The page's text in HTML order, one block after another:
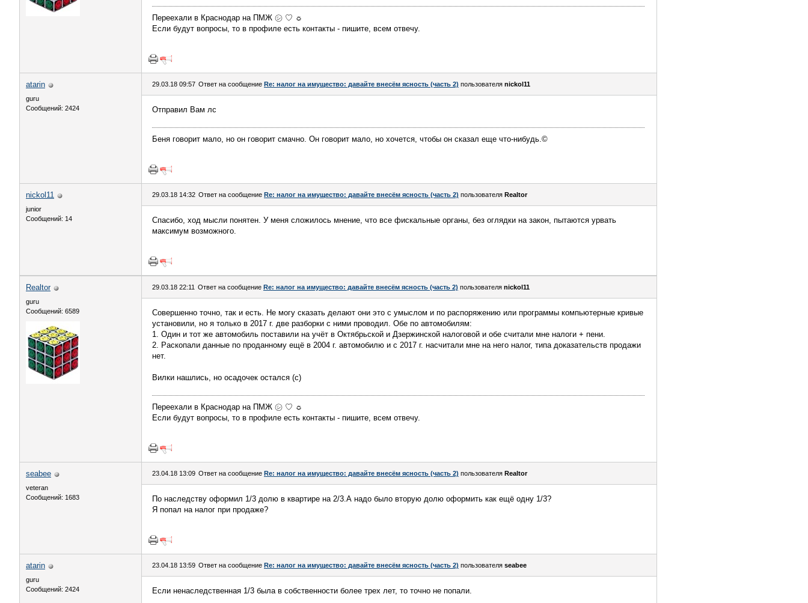
Переехали в Краснодар на ПМЖ ㋛ ♡ ☼
Если будут вопросы, то в профиле есть контакты - пишите, всем отвечу.
atarin
guru
Сообщений: 2424
29.03.18 09:57 Ответ на сообщение Re: налог на имущество: давайте внесём ясность (часть 2) пользователя nickol11
Отправил Вам лс
Беня говорит мало, но он говорит смачно. Он говорит мало, но хочется, чтобы он сказал еще что-нибудь.©
nickol11
junior
Сообщений: 14
29.03.18 14:32 Ответ на сообщение Re: налог на имущество: давайте внесём ясность (часть 2) пользователя Realtor
Спасибо, ход мысли понятен. У меня сложилось мнение, что все фискальные органы, без оглядки на закон, пытаются урвать
максимум возможного.
Realtor
guru
Сообщений: 6589
29.03.18 22:11 Ответ на сообщение Re: налог на имущество: давайте внесём ясность (часть 2) пользователя nickol11
Совершенно точно, так и есть. Не могу сказать делают они это с умыслом и по распоряжению или программы компьютерные кривые
установили, но я только в 2017 г. две разборки с ними проводил. Обе по автомобилям:
1. Один и тот же автомобиль поставили на учёт в Октябрьской и Дзержинской налоговой и обе считали мне налоги + пени.
2. Раскопали данные по проданному ещё в 2004 г. автомобилю и с 2017 г. насчитали мне на него налог, типа доказательств продажи
нет.
Вилки нашлись, но осадочек остался (с)
Переехали в Краснодар на ПМЖ ㋛ ♡ ☼
Если будут вопросы, то в профиле есть контакты - пишите, всем отвечу.
seabee
veteran
Сообщений: 1683
23.04.18 13:09 Ответ на сообщение Re: налог на имущество: давайте внесём ясность (часть 2) пользователя Realtor
По наследству оформил 1/3 долю в квартире на 2/3.А надо было вторую долю оформить как ещё одну 1/3?
Я попал на налог при продаже?
atarin
guru
Сообщений: 2424
23.04.18 13:59 Ответ на сообщение Re: налог на имущество: давайте внесём ясность (часть 2) пользователя seabee
Если ненаследственная 1/3 была в собственности более трех лет, то точно не попали.